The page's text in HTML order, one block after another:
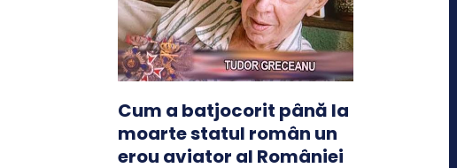
Cum a batjocorit până la
moarte statul român un
erou aviator al României